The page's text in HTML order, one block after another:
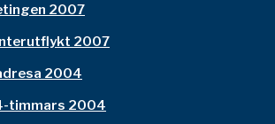
2007
2007
2004
timmars 2004